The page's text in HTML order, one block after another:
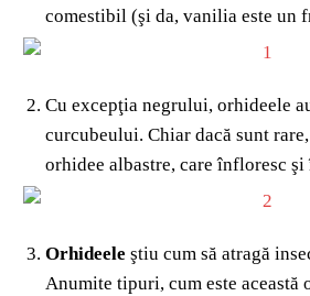
comestibil (şi da, vanilia este un
Cu excepţia negrului, orhideele
curcubeului. Chiar dacă sunt
orhidee albastre, care înfloresc
Orhideele ştiu cum să atragă
Anumite tipuri, cum este această